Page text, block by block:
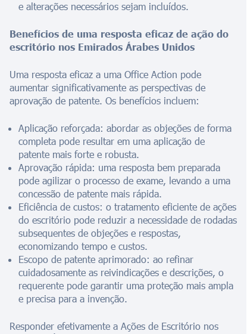
e alterações necessários sejam incluídos.
Benefícios de uma resposta eficaz de ação do
escritório nos Emirados Árabes Unidos
Uma resposta eficaz a uma Office Action pode
aumentar significativamente as perspectivas de
aprovação de patente. Os benefícios incluem:
Aplicação reforçada: abordar as objeções de forma
completa pode resultar em uma aplicação de
patente mais forte e robusta.
Aprovação rápida: uma resposta bem preparada
pode agilizar o processo de exame, levando a uma
concessão de patente mais rápida.
Eficiência de custos: o tratamento eficiente de ações
do escritório pode reduzir a necessidade de rodadas
subsequentes de objeções e respostas,
economizando tempo e custos.
Escopo de patente aprimorado: ao refinar
cuidadosamente as reivindicações e descrições, o
requerente pode garantir uma proteção mais ampla
e precisa para a invenção.
Responder efetivamente a Ações de Escritório nos